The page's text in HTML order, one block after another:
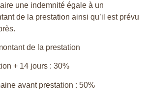
une indemnité égale à un
de la prestation ainsi qu’il est prévu
de la prestation
+ 14 jours : 30%
avant prestation : 50%